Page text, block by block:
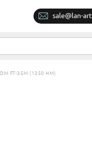
sale@lan-
FT-35M (1350 НМ)